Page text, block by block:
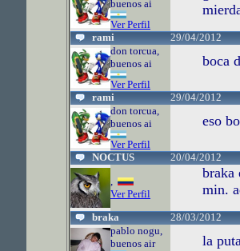
buenos ai
Ver Perfil
rami
29/04/2012
don torcua,
buenos ai
Ver Perfil
boca
rami
29/04/2012
don torcua,
buenos ai
Ver Perfil
eso
NOCTUS
20/04/2012
Ver Perfil
braka
min.
braka
28/03/2012
pablo nogu,
buenos air
la